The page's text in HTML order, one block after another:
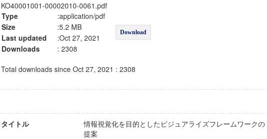
KO40001001-00002010-0061.pdf
Type
:application/pdf
Download
Size
:5.2 MB
Last updated
:Oct 27, 2021
Downloads
: 2308
Total downloads since Oct 27, 2021 : 2308
タイトル
情報視覚化を目的としたビジュアライズフレームワークの
提案